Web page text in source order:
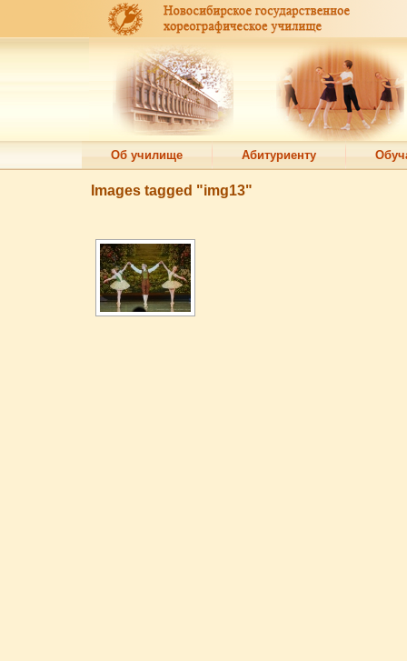
Об училище Абитуриенту
Images tagged "img13"